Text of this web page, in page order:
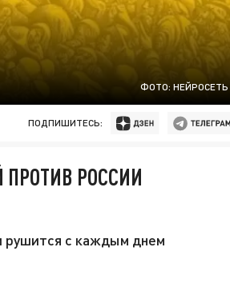
ФОТО: НЕЙРОСЕТЬ
ПОДПИШИТЕСЬ:
РОССИИ
рушится с каждым днем